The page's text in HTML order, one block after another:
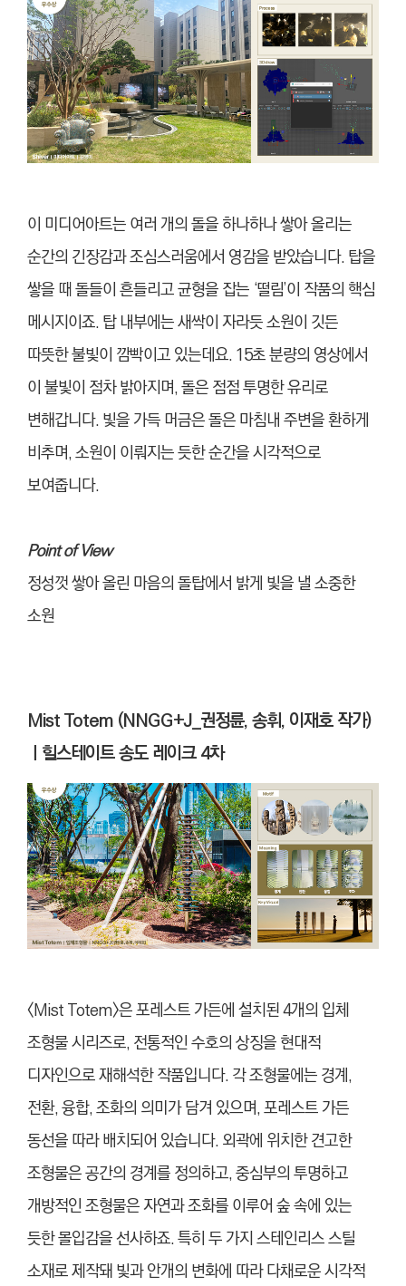
이 미디어아트는 여러 개의 돌을 하나하나 쌓아 올리는
순간의 긴장감과 조심스러움에서 영감을 받았습니다. 탑을
쌓을 때 돌들이 흔들리고 균형을 잡는 ‘떨림’이 작품의 핵심
메시지이죠. 탑 내부에는 새싹이 자라듯 소원이 깃든
따뜻한 불빛이 깜빡이고 있는데요. 15초 분량의 영상에서
이 불빛이 점차 밝아지며, 돌은 점점 투명한 유리로
변해갑니다. 빛을 가득 머금은 돌은 마침내 주변을 환하게
비추며, 소원이 이뤄지는 듯한 순간을 시각적으로
보여줍니다.
Point of View
정성껏 쌓아 올린 마음의 돌탑에서 밝게 빛을 낼 소중한
소원
Mist Totem (NNGG+J_권정륜, 송휘, 이재호 작가)
ㅣ힐스테이트 송도 레이크 4차
<Mist Totem>은 포레스트 가든에 설치된 4개의 입체
조형물 시리즈로, 전통적인 수호의 상징을 현대적
디자인으로 재해석한 작품입니다. 각 조형물에는 경계,
전환, 융합, 조화의 의미가 담겨 있으며, 포레스트 가든
동선을 따라 배치되어 있습니다. 외곽에 위치한 견고한
조형물은 공간의 경계를 정의하고, 중심부의 투명하고
개방적인 조형물은 자연과 조화를 이루어 숲 속에 있는
듯한 몰입감을 선사하죠. 특히 두 가지 스테인리스 스틸
소재로 제작돼 빛과 안개의 변화에 따라 다채로운 시각적